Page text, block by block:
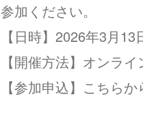
参加ください。
【日時】 2026年3月 13
【開催方法】オンライ
【参加申込】こちら